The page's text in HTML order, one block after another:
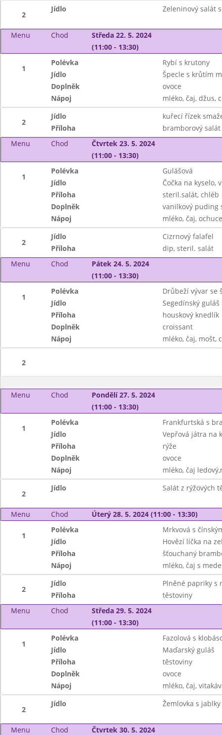
2
Jídlo Zeleninový salát
Menu Chod
Středa 22. 5. 2024
(11:00 - 13:30)
1
Polévka
Rybí s krutony
Jídlo
Špecle s krůtím
Doplněk
ovoce
Nápoj
mléko, čaj, džus,
2
Jídlo
kuřecí řízek
Příloha
bramborový
Menu
Chod
Čtvrtek 23. 5. 2024
(11:00 - 13:30)
1
Polévka
Gulášová
Jídlo
Čočka na kyselo,
Příloha
steril.salát, chléb
Doplněk
vanilkový puding
Nápoj
mléko, čaj,
2
Jídlo
Cizrnový falafel
Příloha
dip, steril. salát
Menu
Chod
Pátek 24. 5. 2024
(11:00 - 13:30)
1
Polévka
Drůbeží vývar se
Jídlo
Segedínský guláš
Příloha
houskový knedlík
Doplněk
croissant
Nápoj
mléko, čaj, mošt,
2
Menu Chod
Pondělí 27. 5. 2024
(11:00 - 13:30)
1
Polévka
Frankfurtská s
Jídlo
Vepřová játra na
Příloha
rýže
Doplněk
ovoce
Nápoj
mléko, čaj
2
Jídlo Salát z rýžových
Menu Chod Úterý 28. 5. 2024 (11:00 - 13:30)
1
Polévka
Mrkvová s
Jídlo
Hovězí líčka na
Příloha
šťouchaný
Nápoj
mléko, čaj s
2
Jídlo
Plněné papriky s
Příloha
těstoviny
Menu
Chod
Středa 29. 5. 2024
(11:00 - 13:30)
1
Polévka
Fazolová s
Jídlo
Maďarský guláš
Příloha
těstoviny
Doplněk
ovoce
Nápoj
mléko, čaj,
2
Jídlo Žemlovka s
Menu Chod
Čtvrtek 30. 5. 2024